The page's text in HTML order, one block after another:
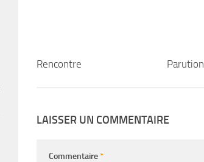
Rencontre Parution
LAISSER UN COMMENTAIRE
Commentaire*